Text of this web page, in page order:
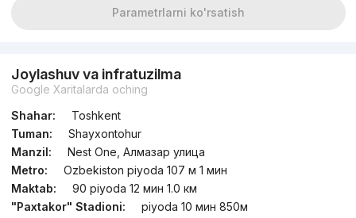
Parametrlarni ko'rsatish
Joylashuv va infratuzilma
Google Xaritalarda oching
Shahar:
Toshkent
Tuman:
Shayxontohur
Manzil:
Nest One, Алмазар улица
Metro:
Ozbekiston piyoda 107 м 1 мин
Maktab:
90 piyoda 12 мин 1.0 км
"Paxtakor" Stadioni:
piyoda 10 мин 850м